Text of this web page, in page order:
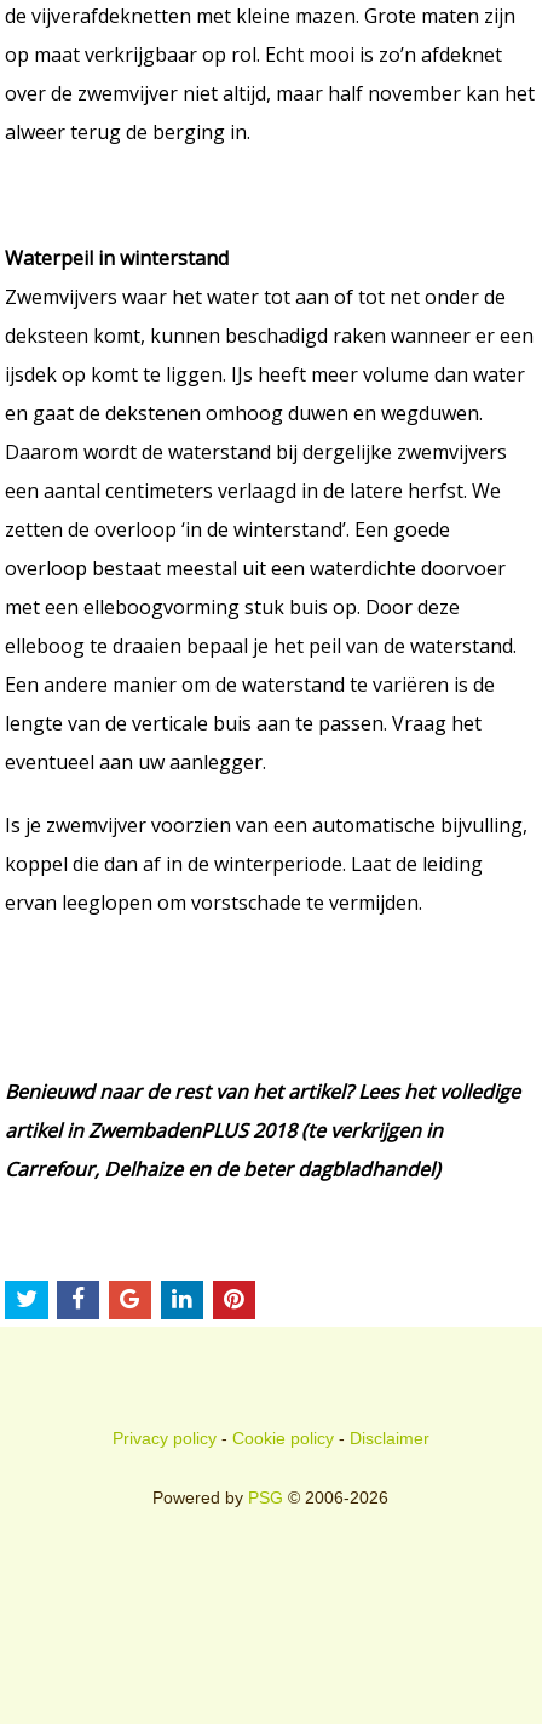
de vijverafdeknetten met kleine mazen. Grote maten zijn
op maat verkrijgbaar op rol. Echt mooi is zo’n afdeknet
over de zwemvijver niet altijd, maar half november kan het
alweer terug de berging in.
Waterpeil in winterstand
Zwemvijvers waar het water tot aan of tot net onder de
deksteen komt, kunnen beschadigd raken wanneer er een
ijsdek op komt te liggen. IJs heeft meer volume dan water
en gaat de dekstenen omhoog duwen en wegduwen.
Daarom wordt de waterstand bij dergelijke zwemvijvers
een aantal centimeters verlaagd in de latere herfst. We
zetten de overloop ‘in de winterstand’. Een goede
overloop bestaat meestal uit een waterdichte doorvoer
met een elleboogvorming stuk buis op. Door deze
elleboog te draaien bepaal je het peil van de waterstand.
Een andere manier om de waterstand te variëren is de
lengte van de verticale buis aan te passen. Vraag het
eventueel aan uw aanlegger.
Is je zwemvijver voorzien van een automatische bijvulling,
koppel die dan af in de winterperiode. Laat de leiding
ervan leeglopen om vorstschade te vermijden.
Benieuwd naar de rest van het artikel? Lees het volledige
artikel in ZwembadenPLUS 2018 (te verkrijgen in
Carrefour, Delhaize en de beter dagbladhandel)
Privacy policy- Cookie policy- Disclaimer
Powered by PSG © 2006-2026